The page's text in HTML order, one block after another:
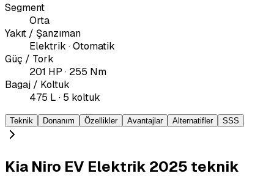
Segment
Orta
Yakıt / Şanzıman
Elektrik · Otomatik
Güç / Tork
201 HP · 255 Nm
Bagaj / Koltuk
475 L · 5 koltuk
Teknik Donanım Özellikler Avantajlar Alternatifler SSS
Kia Niro EV Elektrik 2025 teknik